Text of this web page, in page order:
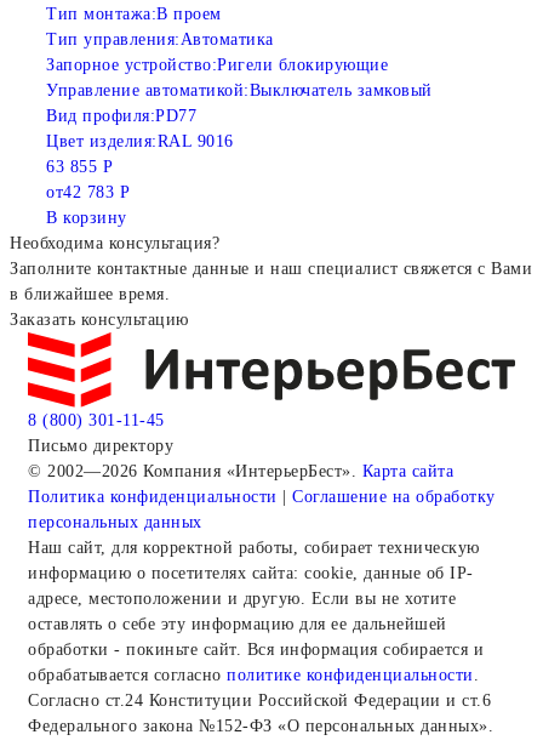
Тип монтажа:В проем
Тип управления:Автоматика
Запорное устройство:Ригели блокирующие
Управление автоматикой:Выключатель замковый
Вид профиля:PD77
Цвет изделия:RAL 9016
63 855 Р
от42 783 Р
В корзину
Необходима консультация?
Заполните контактные данные и наш специалист свяжется с Вами
в ближайшее время.
Заказать консультацию
8 (800) 301-11-45
Письмо директору
© 2002—2026 Компания «ИнтерьерБест». Карта сайта
Политика конфиденциальности | Соглашение на обработку
персональных данных
Наш сайт, для корректной работы, собирает техническую
информацию о посетителях сайта: cookie, данные об IP-
адресе, местоположении и другую. Если вы не хотите
оставлять о себе эту информацию для ее дальнейшей
обработки - покиньте сайт. Вся информация собирается и
обрабатывается согласно политике конфиденциальности
Согласно ст.24 Конституции Российской Федерации и ст.6
Федерального закона №152-ФЗ «О персональных данных».